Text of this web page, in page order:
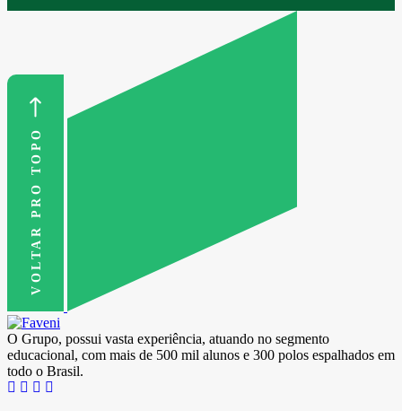
VOLTAR PRO TOPO
O Grupo, possui vasta experiência, atuando no segmento
educacional, com mais de 500 mil alunos e 300 polos espalhados em
todo o Brasil.